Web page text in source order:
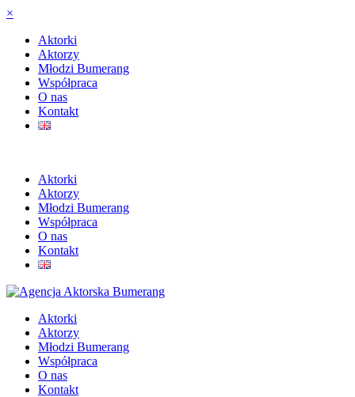
×
Aktorki
Aktorzy
Młodzi Bumerang
Współpraca
O nas
Kontakt
Aktorki
Aktorzy
Młodzi Bumerang
Współpraca
O nas
Kontakt
Aktorki
Aktorzy
Młodzi Bumerang
Współpraca
O nas
Kontakt